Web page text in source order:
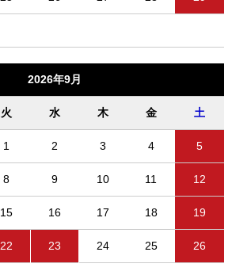
2026年9月
火 水 木 金 土
1 2 3 4 5
8 9 10 11 12
15 16 17 18 19
22 23 24 25 26